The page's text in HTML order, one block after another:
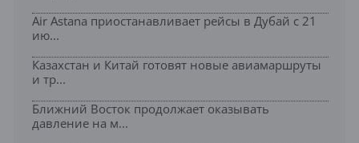
Air Astana приостанавливает рейсы в Дубай с 21
ию...
Казахстан и Китай готовят новые авиамаршруты
и тр...
Ближний Восток продолжает оказывать
давление на м...